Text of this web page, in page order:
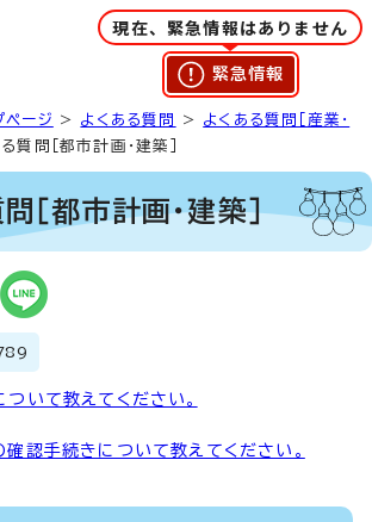
現在、緊急情報はありません
緊急情報
ページ > よくある質問 > よくある質問［産業・
質問［都市計画・建築］
［都市計画・建築］
いて教えてください。
認手続きについて教えてください。